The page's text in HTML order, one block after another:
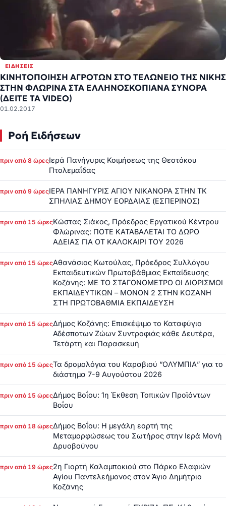
ΕΙΔΉΣΕΙΣ
ΚΙΝΗΤΟΠΟΙΗΣΗ ΑΓΡΟΤΩΝ ΣΤΟ ΤΕΛΩΝΕΙΟ ΤΗΣ ΝΙΚΗΣ
ΣΤΗΝ ΦΛΩΡΙΝΑ ΣΤΑ ΕΛΛΗΝΟΣΚΟΠΙΑΝΑ ΣΥΝΟΡΑ
(ΔΕΙΤΕ ΤΑ VIDEO)
01.02.2017
Ροή Ειδήσεων
πριν από 8 ώρεςΙερά Πανήγυρις Κοιμήσεως της Θεοτόκου
Πτολεμαΐδας
πριν από 9 ώρεςΙΕΡΑ ΠΑΝΗΓΥΡΙΣ ΑΓΙΟΥ ΝΙΚΑΝΟΡΑ ΣΤΗΝ ΤΚ
ΣΠΗΛΙΑΣ ΔΗΜΟΥ ΕΟΡΔΑΙΑΣ (ΕΣΠΕΡΙΝΟΣ)
πριν από 15 ώρεςΚώστας Σιάκος, Πρόεδρος Εργατικού Κέντρου
Φλώρινας: ΠΟΤΕ ΚΑΤΑΒΑΛΕΤΑΙ ΤΟ ΔΩΡΟ
ΑΔΕΙΑΣ ΓΙΑ ΟΤ ΚΑΛΟΚΑΙΡΙ ΤΟΥ 2026
πριν από 15 ώρεςΑθανάσιος Κωτούλας, Πρόεδρος Συλλόγου
Εκπαιδευτικών Πρωτοβάθμιας Εκπαίδευσης
Κοζάνης: ΜΕ ΤΟ ΣΤΑΓΟΝΟΜΕΤΡΟ ΟΙ ΔΙΟΡΙΣΜΟΙ
ΕΚΠΑΙΔΕΥΤΙΚΩΝ – ΜΟΝΟΝ 2 ΣΤΗΝ ΚΟΖΑΝΗ
ΣΤΗ ΠΡΩΤΟΒΑΘΜΙΑ ΕΚΠΑΙΔΕΥΣΗ
πριν από 15 ώρεςΔήμος Κοζάνης: Επισκέψιμο το Καταφύγιο
Αδέσποτων Ζώων Συντροφιάς κάθε Δευτέρα,
Τετάρτη και Παρασκευή
πριν από 15 ώρεςΤα δρομολόγια του Καραβιού “ΟΛΥΜΠΙΑ” για το
διάστημα 7-9 Αυγούστου 2026
πριν από 15 ώρεςΔήμος Βοΐου: 1η Έκθεση Τοπικών Προϊόντων
Βοΐου
πριν από 18 ώρεςΔήμος Βοΐου: Η μεγάλη εορτή της
Μεταμορφώσεως του Σωτήρος στην Ιερά Μονή
Δρυοβούνου
πριν από 19 ώρες2η Γιορτή Καλαμποκιού στο Πάρκο Ελαφιών
Αγίου Παντελεήμονος στον Άγιο Δημήτριο
Κοζάνης